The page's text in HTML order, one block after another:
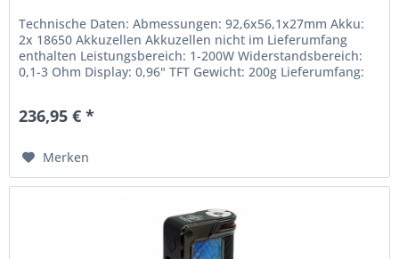
Technische Daten: Abmessungen: 92,6x56,1x27mm Akku:
2x 18650 Akkuzellen Akkuzellen nicht im Lieferumfang
enthalten Leistungsbereich: 1-200W Widerstandsbereich:
0,1-3 Ohm Display: 0,96" TFT Gewicht: 200g Lieferumfang:
236,95 € *
Merken